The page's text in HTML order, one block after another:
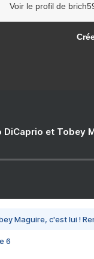
Voir le profil de
DiCaprio et Tobey
Maguire, c'est lui !
6